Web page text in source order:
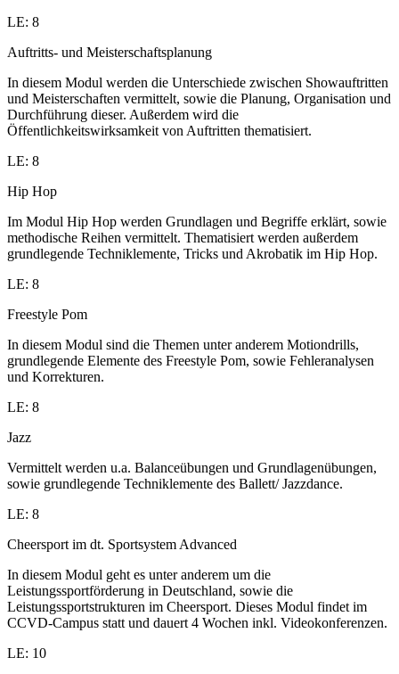
LE: 8
Auftritts- und Meisterschaftsplanung
In diesem Modul werden die Unterschiede zwischen Showauftritten
und Meisterschaften vermittelt, sowie die Planung, Organisation und
Durchführung dieser. Außerdem wird die
Öffentlichkeitswirksamkeit von Auftritten thematisiert.
LE: 8
Hip Hop
Im Modul Hip Hop werden Grundlagen und Begriffe erklärt, sowie
methodische Reihen vermittelt. Thematisiert werden außerdem
grundlegende Techniklemente, Tricks und Akrobatik im Hip Hop.
LE: 8
Freestyle Pom
In diesem Modul sind die Themen unter anderem Motiondrills,
grundlegende Elemente des Freestyle Pom, sowie Fehleranalysen
und Korrekturen.
LE: 8
Jazz
Vermittelt werden u.a. Balanceübungen und Grundlagenübungen,
sowie grundlegende Techniklemente des Ballett/ Jazzdance.
LE: 8
Cheersport im dt. Sportsystem Advanced
In diesem Modul geht es unter anderem um die
Leistungssportförderung in Deutschland, sowie die
Leistungssportstrukturen im Cheersport. Dieses Modul findet im
CCVD-Campus statt und dauert 4 Wochen inkl. Videokonferenzen.
LE: 10